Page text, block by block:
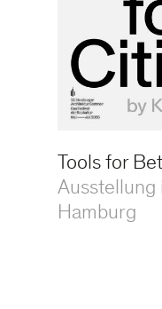
Tools for
Ausstellung
Hamburg